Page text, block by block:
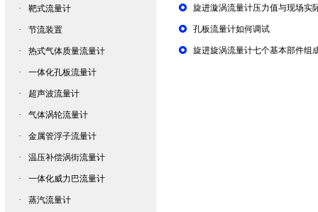
· 靶式流量计
· 节流装置
· 热式气体质量流量计
· 一体化孔板流量计
· 超声波流量计
· 气体涡轮流量计
· 金属管浮子流量计
· 温压补偿涡街流量计
· 一体化威力巴流量计
· 蒸汽流量计
旋进漩涡流量计压力值与现场实
孔板流量计如何调试
旋进旋涡流量计七个基本部件组